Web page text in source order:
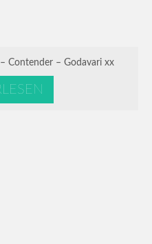
Contender – Godavari xx